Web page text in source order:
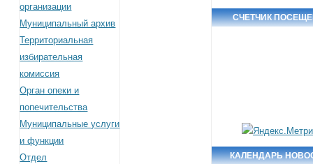
организации
Муниципальный архив
Территориальная
избирательная
комиссия
Орган опеки и
попечительства
Муниципальные услуги
и функции
Отдел
СЧЕТЧИК
КАЛЕНДАРЬ